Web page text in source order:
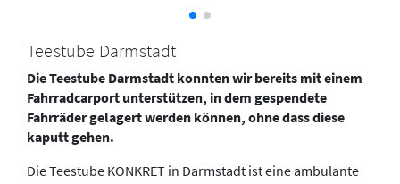
Teestube Darmstadt
Die Teestube Darmstadt konnten wir bereits mit einem
Fahrradcarport unterstützen, in dem gespendete
Fahrräder gelagert werden können, ohne dass diese
kaputt gehen.
Die Teestube KONKRET in Darmstadt ist eine ambulante